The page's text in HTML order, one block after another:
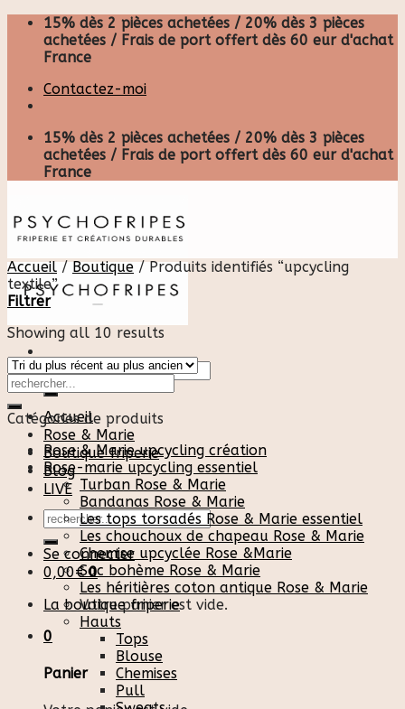
Skip
content
15% dès 2 pièces achetées / 20% dès 3 pièces
achetées / Frais de port offert dès 60 eur d'achat
France
Contactez-moi
15% dès 2 pièces achetées / 20% dès 3 pièces
achetées / Frais de port offert dès 60 eur d'achat
France
Recherche
pour :
Accueil
Rose & Marie
Boutique friperie
Blog
LIVE
Recherche
pour :
Se connecter
0,00€ 0
Votre panier est vide.
0
Panier
Accueil / Boutique /Produits identifiés “upcycling
textile”
Filtrer
Showing all 10 results
Catégories de produits
Rose & Marie upcycling création
Rose-marie upcycling essentiel
Turban Rose & Marie
Bandanas Rose & Marie
Les tops torsadés Rose & Marie essentiel
Les chouchoux de chapeau Rose & Marie
Chemise upcyclée Rose &Marie
Sac bohème Rose & Marie
Les héritières coton antique Rose & Marie
La boutique friperie
Hauts
Tops
Blouse
Chemises
Pull